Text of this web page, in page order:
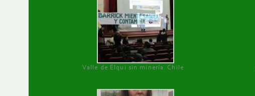
Valle de Elqui sin minería. Chile